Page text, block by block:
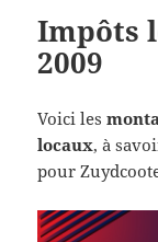
Impôts
2009
Voici les
locaux, à
pour